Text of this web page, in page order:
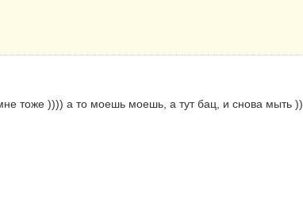
тоже )))) а то моешь моешь, а тут бац, и снова мыть ))